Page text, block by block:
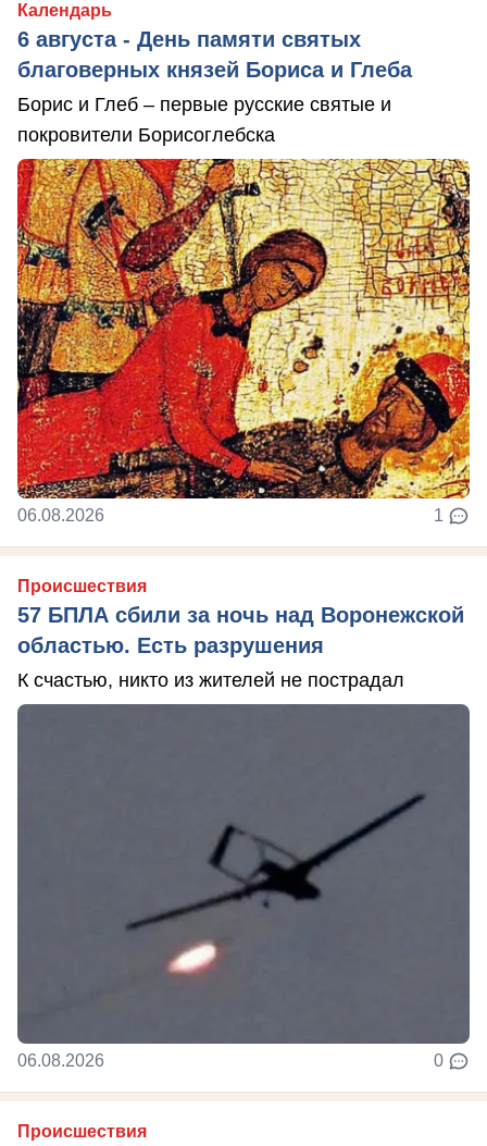
Календарь
6 августа - День памяти святых
благоверных князей Бориса и Глеба
Борис и Глеб – первые русские святые и
покровители Борисоглебска
06.08.2026 1
Происшествия
57 БПЛА сбили за ночь над Воронежской
областью. Есть разрушения
К счастью, никто из жителей не пострадал
06.08.2026 0
Происшествия